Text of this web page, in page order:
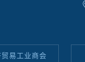
贸易工业商会